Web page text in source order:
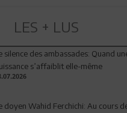
LES + LUS
silence des ambassades: Quand
s’affaiblit elle-même
doyen Wahid Ferchichi: Au cours